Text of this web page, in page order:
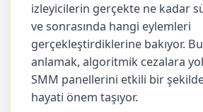
izleyicilerin gerçekte ne kadar
ve sonrasında hangi eylemleri
gerçekleştirdiklerine bakıyor.
anlamak, algoritmik cezalara
SMM panellerini etkili bir
hayati önem taşıyor.